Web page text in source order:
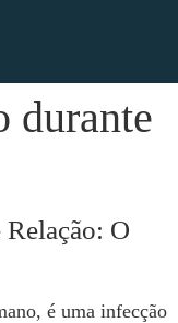
durante
O
é uma infecção